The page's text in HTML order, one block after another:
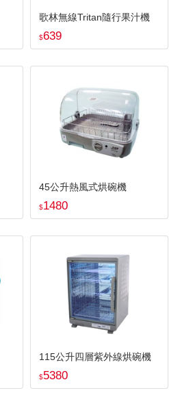
歌林無線Tritan隨行果汁機
$639
45公升熱風式烘碗機
$1480
115公升四層紫外線烘碗機
$5380